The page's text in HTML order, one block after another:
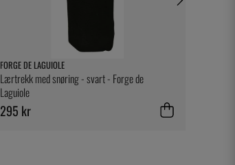
FORGE DE LAGUIOLE
Lærtrekk med snøring - svart - Forge de
Laguiole
295 kr